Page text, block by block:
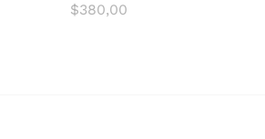
$380,00